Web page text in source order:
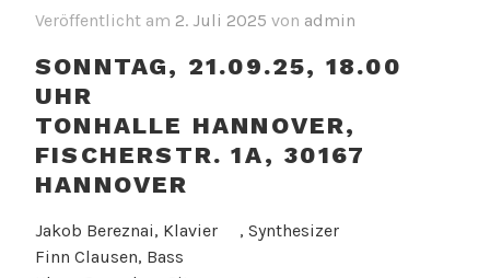
Veröffentlicht am 2. Juli 2025 von admin
SONNTAG, 21.09.25, 18.00
UHR
TONHALLE HANNOVER,
FISCHERSTR. 1A, 30167
HANNOVER
Jakob Bereznai, Klavier , Synthesizer
Finn Clausen, Bass